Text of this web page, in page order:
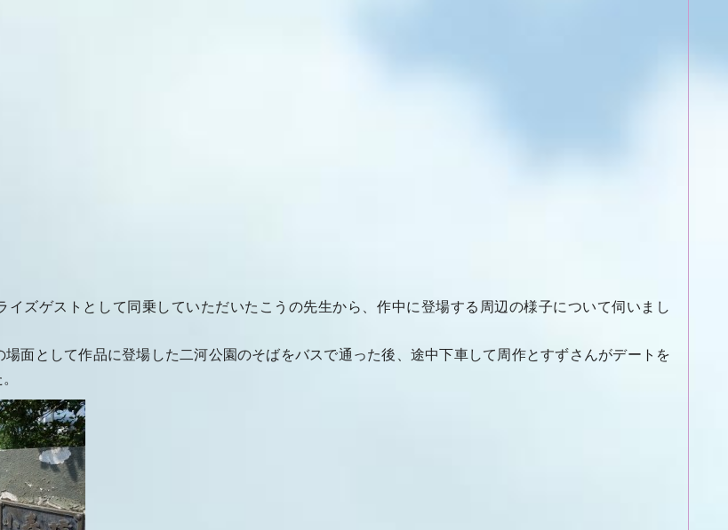
イズゲストとして同乗していただいたこうの先生から、作中に登場する周辺の様子について伺いまし
面として作品に登場した二河公園のそばをバスで通った後、途中下車して周作とすずさんがデートを